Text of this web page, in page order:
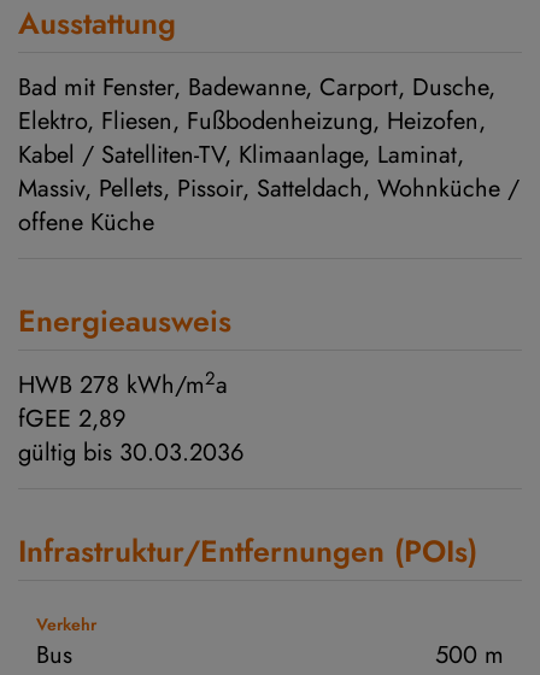
Ausstattung
Bad mit Fenster Badewanne Carport Dusche
Elektro Fliesen Fußbodenheizung Heizofen
Kabel / Satelliten-TV Klimaanlage Laminat
Massiv Pellets Pissoir Satteldach Wohnküche /
offene Küche
Energieausweis
HWB 278 kWh/m2a
fGEE 2,89
gültig bis 30.03.2036
Infrastruktur/Entfernungen (POIs)
Verkehr
Bus 500 m